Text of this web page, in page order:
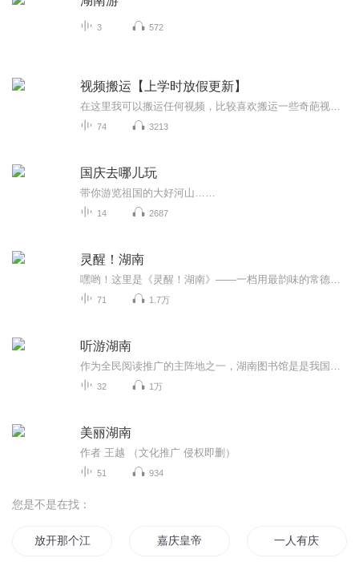
3 572
视频搬运【上学时放假更新】
74 3213
国庆去哪儿玩
带你游览祖国的大好河山……
14 2687
灵醒！湖南
71 1.7万
听游湖南
32 1万
美丽湖南
作者 王越 （文化推广 侵权即删）
51 934
您是不是在找：
放开那个江湖 嘉庆皇帝 一人有庆